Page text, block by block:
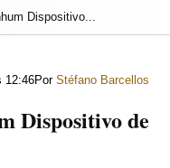
Dispositivo...
12:46Por Stéfano Barcellos
Dispositivo de